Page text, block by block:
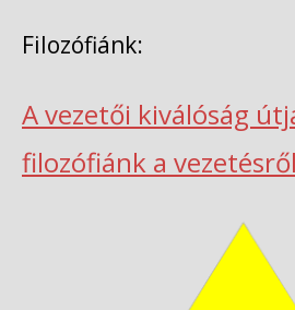
Filozófiánk:
A vezetői kiválóság
filozófiánk a vezetésről